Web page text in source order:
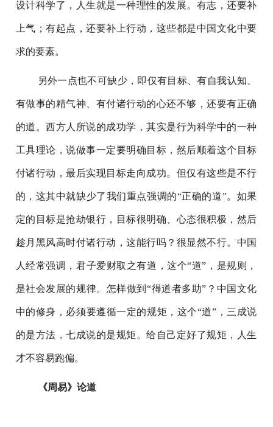
设计科学了，人生就是一种理性的发展。有志，还要补
上气；有起点，还要补上行动，这些都是中国文化中要
求的要素。
另外一点也不可缺少，即仅有目标、有自我认知、
有做事的精气神、有付诸行动的心还不够，还要有正确
的道。西方人所说的成功学，其实是行为科学中的一种
工具理论，说做事一定要明确目标，然后顺着这个目标
付诸行动，最后实现目标走向成功。但仅有这些是不行
的，这其中就缺少了我们重点强调的“正确的道”。如果
定的目标是抢劫银行，目标很明确、心态很积极，然后
趁月黑风高时付诸行动，这能行吗？很显然不行。中国
人经常强调，君子爱财取之有道，这个“道”，是规则，
是社会发展的规律。怎样做到“得道者多助”？中国文化
中的修身，必须要遵循一定的规矩，这个“道”，三成说
的是方法，七成说的是规矩。给自己定好了规矩，人生
才不容易跑偏。
《周易》论道